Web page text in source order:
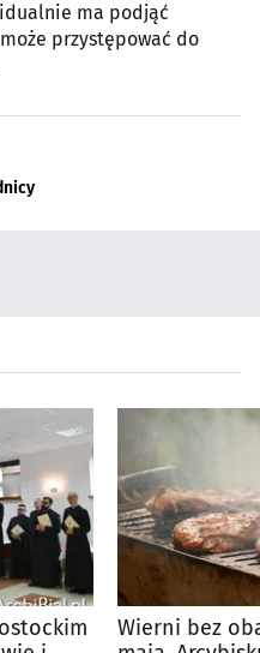
ma podjąć
przystępować do
Wierni bez